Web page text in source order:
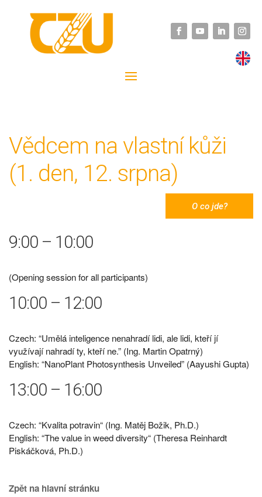
Vědcem na vlastní kůži
(1. den, 12. srpna)
O co jde?
9:00 – 10:00
(Opening session for all participants)
10:00 – 12:00
Czech: “Umělá inteligence nenahradí lidi, ale lidi, kteří jí
využívají nahradí ty, kteří ne.” (Ing. Martin Opatrný)
English: “NanoPlant Photosynthesis Unveiled” (Aayushi Gupta)
13:00 – 16:00
Czech: “Kvalita potravin“ (Ing. Matěj Božik, Ph.D.)
English: “The value in weed diversity“ (Theresa Reinhardt
Piskáčková, Ph.D.)
Zpět na hlavní stránku